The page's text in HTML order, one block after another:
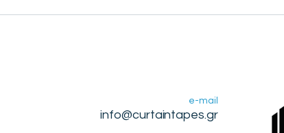
e-mail
info@curtaintapes.gr